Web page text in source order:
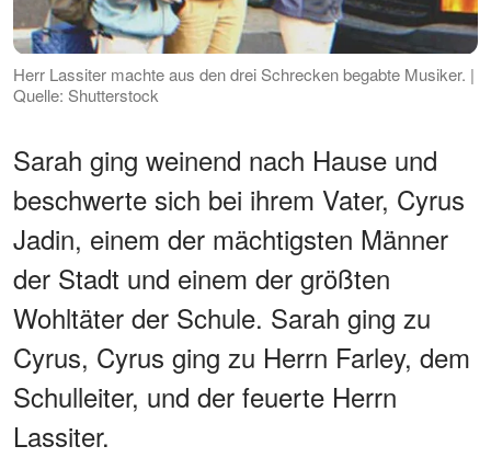
Herr Lassiter machte aus den drei Schrecken begabte Musiker. |
Quelle: Shutterstock
Sarah ging weinend nach Hause und
beschwerte sich bei ihrem Vater, Cyrus
Jadin, einem der mächtigsten Männer
der Stadt und einem der größten
Wohltäter der Schule. Sarah ging zu
Cyrus, Cyrus ging zu Herrn Farley, dem
Schulleiter, und der feuerte Herrn
Lassiter.